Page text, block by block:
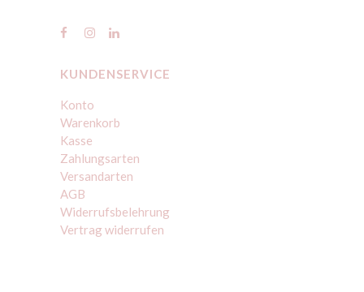
KUNDENSERVICE
Konto
Warenkorb
Kasse
Zahlungsarten
Versandarten
AGB
Widerrufsbelehrung
Vertrag widerrufen